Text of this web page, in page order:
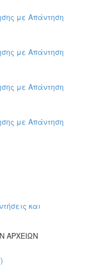
με Απάντηση
με Απάντηση
με Απάντηση
με Απάντηση
και
ΑΡΧΕΙΩΝ